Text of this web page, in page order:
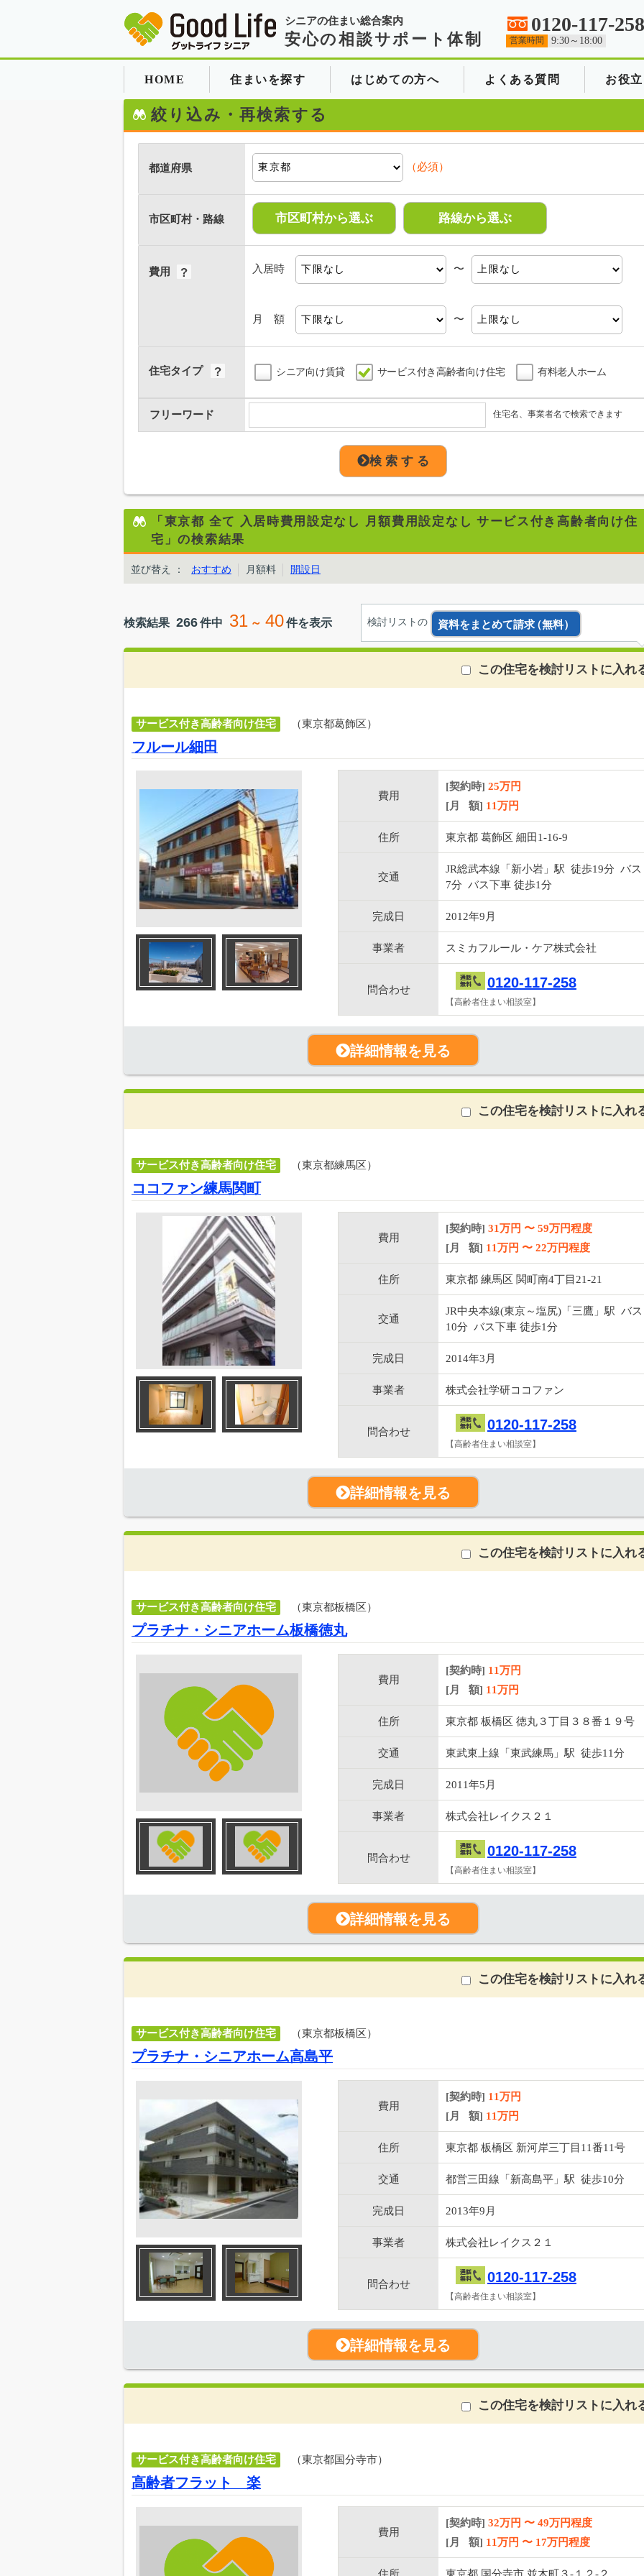
シニアの住まい総合案内
安心の相談サポート体制
0120-117-258
営業時間 9:30～18:00
HOME 住まいを探す はじめての方へ よくある質問 お役
絞り込み・再検索する
都道府県 （必須）
市区町村・路線 市区町村から選ぶ 路線から選ぶ
費用 入居時 〜
月 額 〜
住宅タイプ シニア向け賃貸 サービス付き高齢者向け住宅 有料老人ホーム
フリーワード 住宅名、事業者名で検索できます
検 索 す る
「東京都 全て 入居時費用設定なし 月額費用設定なし サービス付き高齢者向け住
宅」の検索結果
並び替え ： おすすめ 月額料 開設日
検索結果 266件中 31 ～ 40件を表示 検討リストの 資料をまとめて請求（無料）
この住宅を検討リストに入れ
サービス付き高齢者向け住宅 （東京都葛飾区）
フルール細田
費用
[契約時] 25万円
[月 額] 11万円
住所 東京都 葛飾区 細田1-16-9
交通
JR総武本線「新小岩」駅 徒歩19分 バス
7分 バス下車 徒歩1分
完成日 2012年9月
事業者 スミカフルール・ケア株式会社
問合わせ 0120-117-258
【高齢者住まい相談室】
詳細情報を見る
この住宅を検討リストに入れ
サービス付き高齢者向け住宅 （東京都練馬区）
ココファン練馬関町
費用
[契約時] 31万円 〜 59万円程度
[月 額] 11万円 〜 22万円程度
住所 東京都 練馬区 関町南4丁目21-21
交通
JR中央本線(東京～塩尻)「三鷹」駅 バス
10分 バス下車 徒歩1分
完成日 2014年3月
事業者 株式会社学研ココファン
問合わせ 0120-117-258
【高齢者住まい相談室】
詳細情報を見る
この住宅を検討リストに入れ
サービス付き高齢者向け住宅 （東京都板橋区）
プラチナ・シニアホーム板橋徳丸
費用
[契約時] 11万円
[月 額] 11万円
住所 東京都 板橋区 徳丸３丁目３８番１９号
交通 東武東上線「東武練馬」駅 徒歩11分
完成日 2011年5月
事業者 株式会社レイクス２１
問合わせ 0120-117-258
【高齢者住まい相談室】
詳細情報を見る
この住宅を検討リストに入れ
サービス付き高齢者向け住宅 （東京都板橋区）
プラチナ・シニアホーム高島平
費用
[契約時] 11万円
[月 額] 11万円
住所 東京都 板橋区 新河岸三丁目11番11号
交通 都営三田線「新高島平」駅 徒歩10分
完成日 2013年9月
事業者 株式会社レイクス２１
問合わせ 0120-117-258
【高齢者住まい相談室】
詳細情報を見る
この住宅を検討リストに入れ
サービス付き高齢者向け住宅 （東京都国分寺市）
高齢者フラット 楽
費用
[契約時] 32万円 〜 49万円程度
[月 額] 11万円 〜 17万円程度